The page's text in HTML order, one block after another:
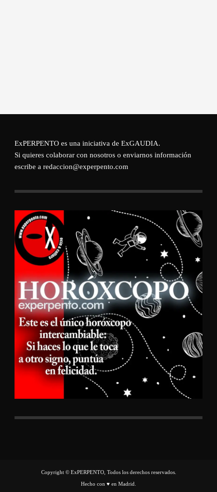
ExPERPENTO es una iniciativa de ExGAUDIA.
Si quieres colaborar con nosotros o enviarnos información
escribe a redaccion@experpento.com
Copyright © ExPERPENTO, Todos los derechos reservados.
Hecho con ♥ en Madrid.